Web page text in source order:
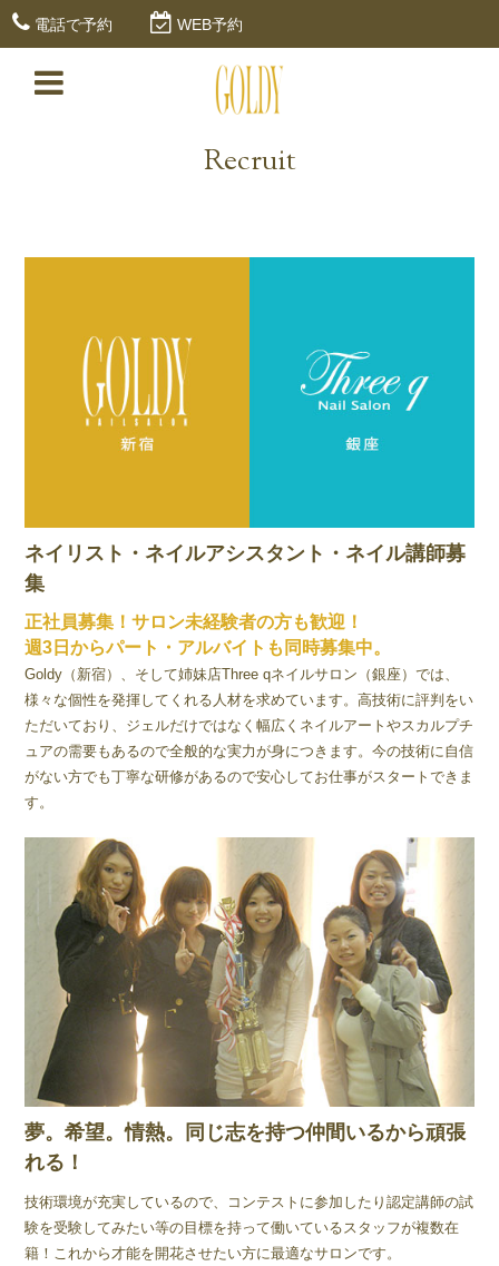
電話で予約 WEB予約
Recruit
ネイリスト・ネイルアシスタント・ネイル講師募
集
正社員募集！サロン未経験者の方も歓迎！
週3日からパート・アルバイトも同時募集中。
Goldy（新宿）、そして姉妹店Three qネイルサロン（銀座）では、
様々な個性を発揮してくれる人材を求めています。高技術に評判をい
ただいており、ジェルだけではなく幅広くネイルアートやスカルプチ
ュアの需要もあるので全般的な実力が身につきます。今の技術に自信
がない方でも丁寧な研修があるので安心してお仕事がスタートできま
す。
夢。希望。情熱。同じ志を持つ仲間いるから頑張
れる！
技術環境が充実しているので、コンテストに参加したり認定講師の試
験を受験してみたい等の目標を持って働いているスタッフが複数在
籍！これから才能を開花させたい方に最適なサロンです。